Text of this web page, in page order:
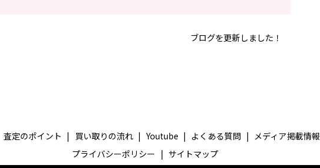
ブログを更新しました！
査定のポイント 買い取りの流れ Youtube よくある質問 メディア掲載情報
プライバシーポリシー
サイトマップ